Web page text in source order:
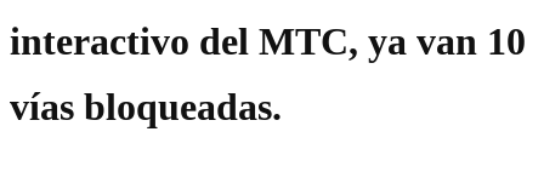
interactivo del MTC, ya van 10
vías bloqueadas.